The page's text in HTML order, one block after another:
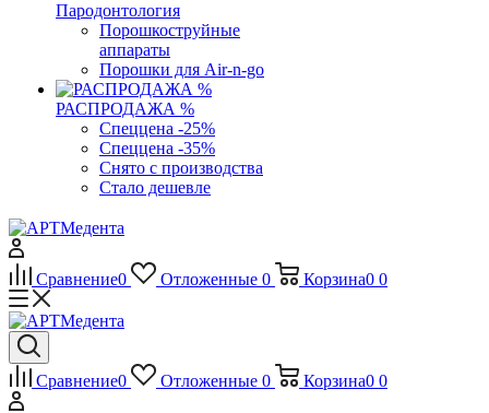
Пародонтология
Порошкоструйные
аппараты
Порошки для Air-n-go
РАСПРОДАЖА %
Спеццена -25%
Спеццена -35%
Снято с производства
Стало дешевле
Сравнение0 Отложенные 0 Корзина0 0
Сравнение0 Отложенные 0 Корзина0 0